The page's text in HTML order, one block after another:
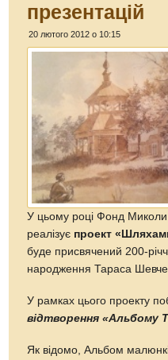
презентацій
20 лютого 2012 о 10:15
У цьому році Фонд Миколи
реалізує проект
буде присвячений 200-
народження Тараса
У рамках цього проекту
відтворення «Альбому
Як відомо, Альбом